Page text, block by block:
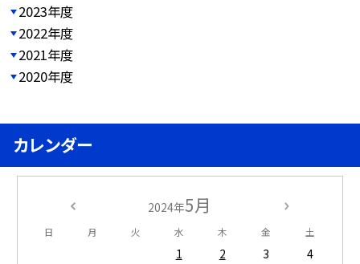
2023年度
2022年度
2021年度
2020年度
カレンダー
2024年5月
日 月 火 水 木 金 土
1 2 3
4